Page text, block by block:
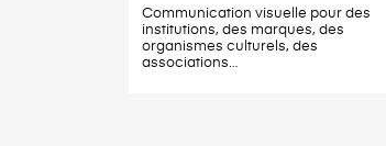
Communication visuelle pour des
institutions, des marques, des
organismes culturels, des
associations…